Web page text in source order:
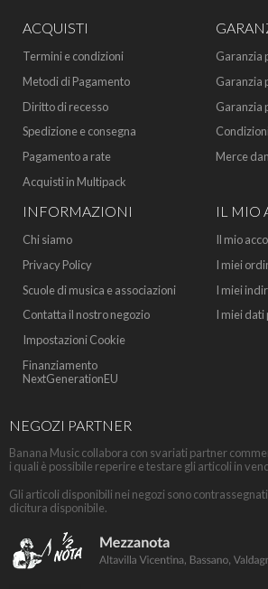
ACQUISTI
Termini e condizioni
Metodi di Pagamento
Diritto di recesso
Spedizione e consegna
Pagamento a rate
Acquisti in Multipack
Garanzia
Garanzia
Garanzia
Merce
INFORMAZIONI
Chi siamo
Privacy Policy
Scuole di musica e associazioni
Contatta il nostro negozio
Impostazioni Cookie
Finanziamento
NextGenerationEU
IL MIO
Il mio
I miei
I miei
I miei
NEGOZI PARTNER
Banana Music collabora con svariati partner
i quali è possibile reperire e testare gli articoli in
Gli articoli disponibili nei negozi sono
dicitura disponibile.